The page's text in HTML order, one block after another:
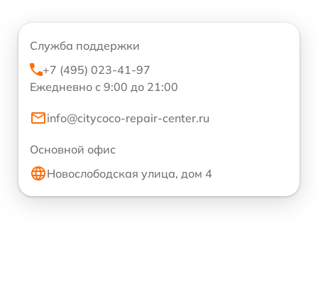
Служба поддержки
+7 (495) 023-41-97
Ежедневно с 9:00 до 21:00
info@citycoco-repair-center.ru
Основной офис
Новослободская улица, дом 4